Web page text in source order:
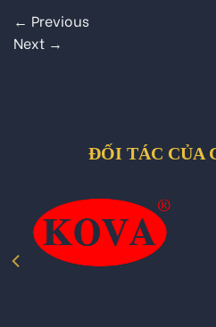
← Previous
Next →
ĐỐI TÁC CỦA